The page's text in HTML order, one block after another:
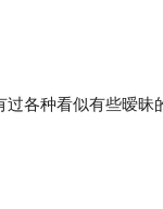
过各种看似有些暧昧